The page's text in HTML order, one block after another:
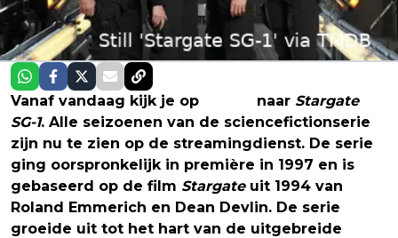
Vanaf vandaag kijk je op naar Stargate
SG-1. Alle seizoenen van de sciencefictionserie
zijn nu te zien op de streamingdienst. De serie
ging oorspronkelijk in première in 1997 en is
gebaseerd op de film Stargateuit 1994 van
Roland Emmerich en Dean Devlin. De serie
groeide uit tot het hart van de uitgebreide